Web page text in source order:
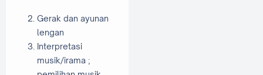
Gerak dan ayunan
lengan
Interpretasi
musik/irama ;